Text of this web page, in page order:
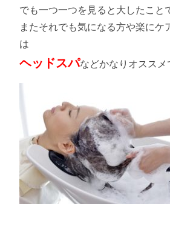
でも一つ一つを見ると大したこと
またそれでも気になる方や楽にケ
は
ヘッドスパなどかなりオススメ